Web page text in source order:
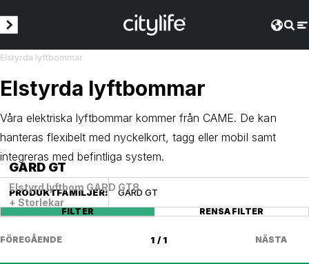
Elstyrda lyftbommar
Elstyrda lyftbommar
Våra elektriska lyftbommar kommer från CAME. De kan
hanteras flexibelt med nyckelkort, tagg eller mobil samt
integreras med befintliga system.
PRODUKTFAMILJER: GARD GT
FILTER RENSA FILTER
GARD GT
Elstyrd lyftbom GARD GT8
+ Storlekar
FÖREGÅENDE 1 / 1 NÄSTA